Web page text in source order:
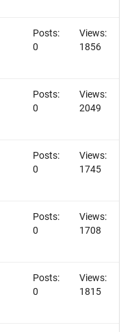
Posts:
0
Views:
1856
Posts:
0
Views:
2049
Posts:
0
Views:
1745
Posts:
0
Views:
1708
Posts:
0
Views:
1815